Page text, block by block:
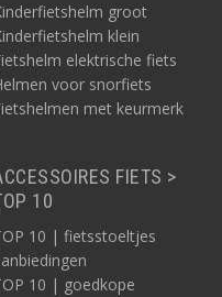
groot
klein
elektrische fiets
voor snorfiets
met keurmerk
FIETS >
10
10 | fietsstoeltjes
10 | goedkope